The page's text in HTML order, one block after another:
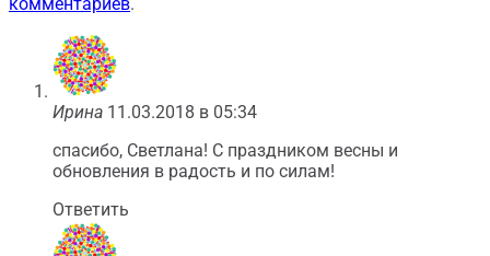
Ирина 11.03.2018 в 05:34
спасибо, Светлана! С праздником весны и
обновления в радость и по силам!
Ответить